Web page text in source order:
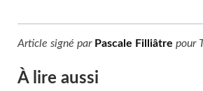
Article signé par Pascale Filliâtre pour
À lire aussi